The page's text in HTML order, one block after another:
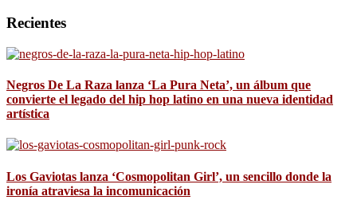
Recientes
Negros De La Raza lanza ‘La Pura Neta’, un álbum que
convierte el legado del hip hop latino en una nueva identidad
artística
Los Gaviotas lanza ‘Cosmopolitan Girl’, un sencillo donde la
ironía atraviesa la incomunicación